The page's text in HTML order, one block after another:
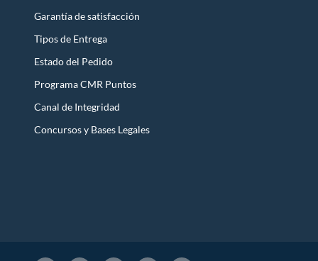
Garantía de satisfacción
Tipos de Entrega
Estado del Pedido
Programa CMR Puntos
Canal de Integridad
Concursos y Bases Legales